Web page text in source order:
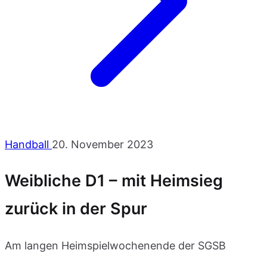
Handball 20. November 2023
Weibliche D1 – mit Heimsieg
zurück in der Spur
Am langen Heimspielwochenende der SGSB